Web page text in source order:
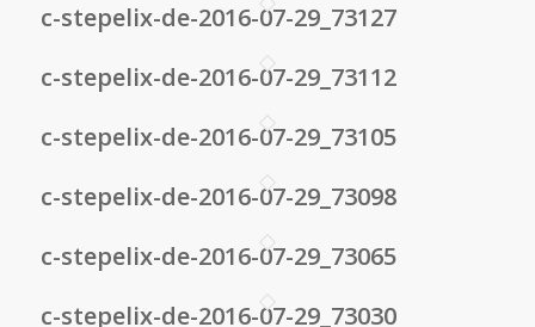
c-stepelix-de-2016-07-29_73127
c-stepelix-de-2016-07-29_73112
c-stepelix-de-2016-07-29_73105
c-stepelix-de-2016-07-29_73098
c-stepelix-de-2016-07-29_73065
c-stepelix-de-2016-07-29_73030